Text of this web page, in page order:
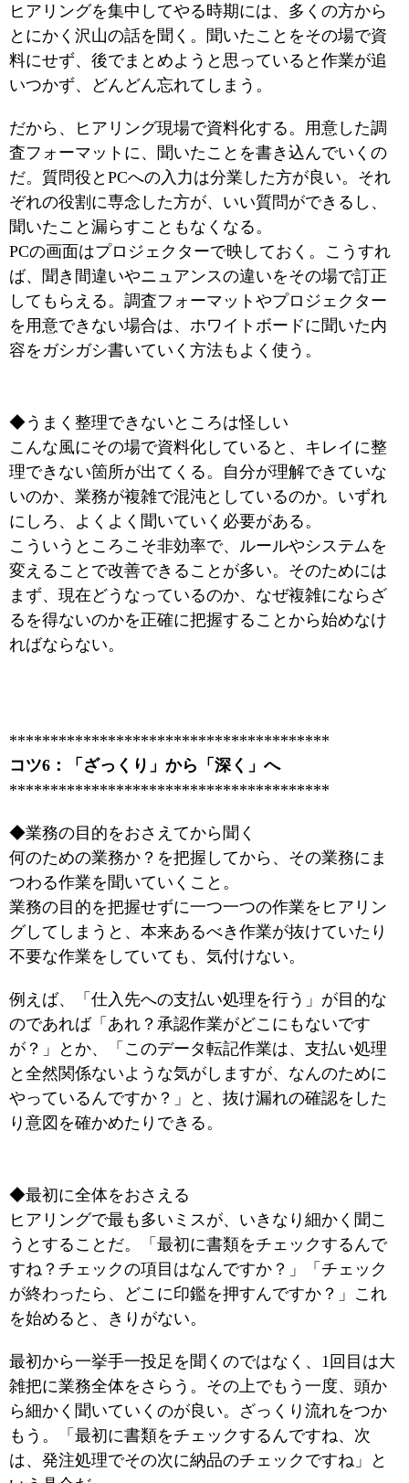
ヒアリングを集中してやる時期には、多くの方から
とにかく沢山の話を聞く。聞いたことをその場で資
料にせず、後でまとめようと思っていると作業が追
いつかず、どんどん忘れてしまう。
だから、ヒアリング現場で資料化する。用意した調
査フォーマットに、聞いたことを書き込んでいくの
だ。質問役とPCへの入力は分業した方が良い。それ
ぞれの役割に専念した方が、いい質問ができるし、
聞いたこと漏らすこともなくなる。
PCの画面はプロジェクターで映しておく。こうすれ
ば、聞き間違いやニュアンスの違いをその場で訂正
してもらえる。調査フォーマットやプロジェクター
を用意できない場合は、ホワイトボードに聞いた内
容をガシガシ書いていく方法もよく使う。
◆うまく整理できないところは怪しい
こんな風にその場で資料化していると、キレイに整
理できない箇所が出てくる。自分が理解できていな
いのか、業務が複雑で混沌としているのか。いずれ
にしろ、よくよく聞いていく必要がある。
こういうところこそ非効率で、ルールやシステムを
変えることで改善できることが多い。そのためには
まず、現在どうなっているのか、なぜ複雑にならざ
るを得ないのかを正確に把握することから始めなけ
ればならない。
***************************************
コツ6：「ざっくり」から「深く」へ
***************************************
◆業務の目的をおさえてから聞く
何のための業務か？を把握してから、その業務にま
つわる作業を聞いていくこと。
業務の目的を把握せずに一つ一つの作業をヒアリン
グしてしまうと、本来あるべき作業が抜けていたり
不要な作業をしていても、気付けない。
例えば、「仕入先への支払い処理を行う」が目的な
のであれば「あれ？承認作業がどこにもないです
が？」とか、「このデータ転記作業は、支払い処理
と全然関係ないような気がしますが、なんのために
やっているんですか？」と、抜け漏れの確認をした
り意図を確かめたりできる。
◆最初に全体をおさえる
ヒアリングで最も多いミスが、いきなり細かく聞こ
うとすることだ。「最初に書類をチェックするんで
すね？チェックの項目はなんですか？」「チェック
が終わったら、どこに印鑑を押すんですか？」これ
を始めると、きりがない。
最初から一挙手一投足を聞くのではなく、1回目は大
雑把に業務全体をさらう。その上でもう一度、頭か
ら細かく聞いていくのが良い。ざっくり流れをつか
もう。「最初に書類をチェックするんですね、次
は、発注処理でその次に納品のチェックですね」と